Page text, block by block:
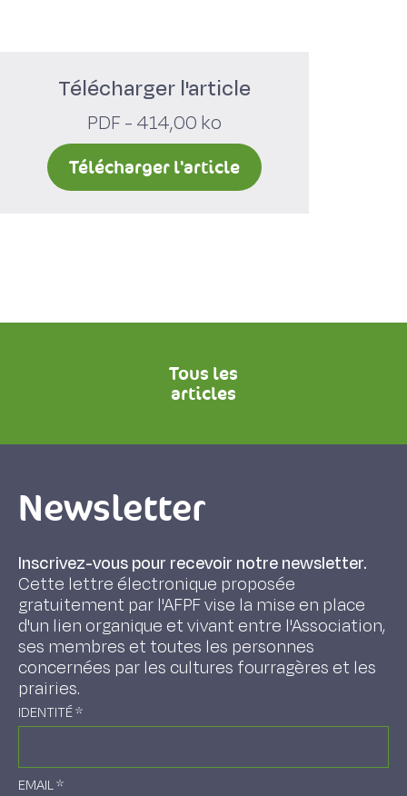
Télécharger l'article
PDF - 414,00 ko
Télécharger l'article
Tous les
articles
Newsletter
Inscrivez-vous pour recevoir notre newsletter.
Cette lettre électronique proposée
gratuitement par l'AFPF vise la mise en place
d'un lien organique et vivant entre l'Association,
ses membres et toutes les personnes
concernées par les cultures fourragères et les
prairies.
IDENTITÉ*
EMAIL*